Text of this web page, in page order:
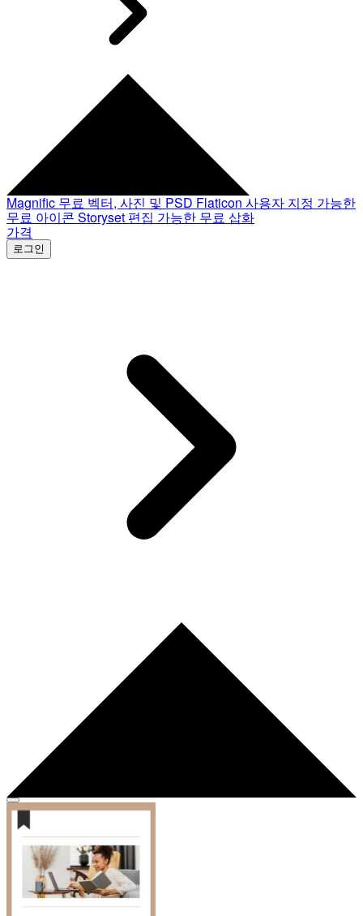
Magnific 무료 벡터, 사진 및 PSD Flaticon 사용자 지정 가능한
무료 아이콘 Storyset 편집 가능한 무료 삽화
가격
로그인